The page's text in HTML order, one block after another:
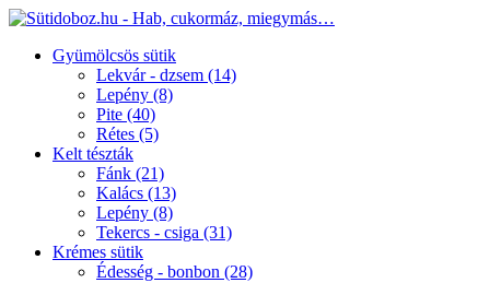
Gyümölcsös sütik
Lekvár - dzsem (14)
Lepény (8)
Pite (40)
Rétes (5)
Kelt tészták
Fánk (21)
Kalács (13)
Lepény (8)
Tekercs - csiga (31)
Krémes sütik
Édesség - bonbon (28)